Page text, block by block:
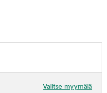
Valitse myymälä